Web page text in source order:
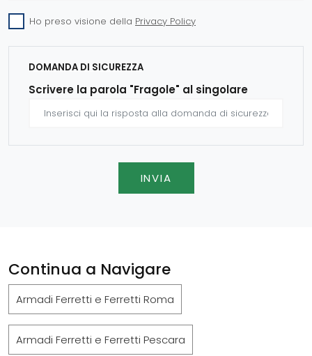
Ho preso visione della Privacy Policy
DOMANDA DI SICUREZZA
Scrivere la parola "Fragole" al singolare
INVIA
Continua a Navigare
Armadi Ferretti e Ferretti Roma
Armadi Ferretti e Ferretti Pescara